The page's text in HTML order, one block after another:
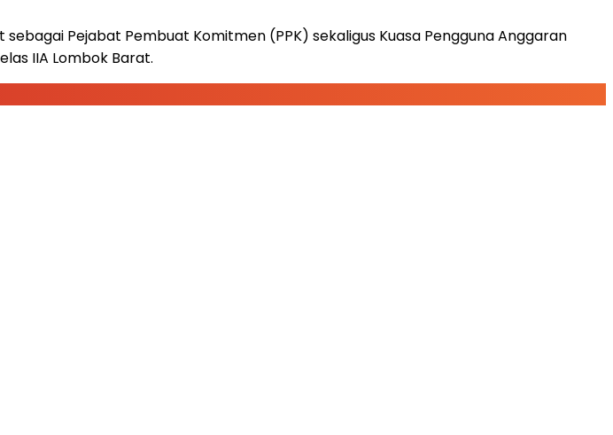
Pejabat Pembuat Komitmen (PPK) sekaligus Kuasa Pengguna Anggaran
IIA Lombok Barat.